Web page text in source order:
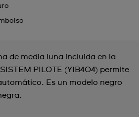
de media luna incluida en la
PILOTE (YIB404) permite
Es un modelo negro